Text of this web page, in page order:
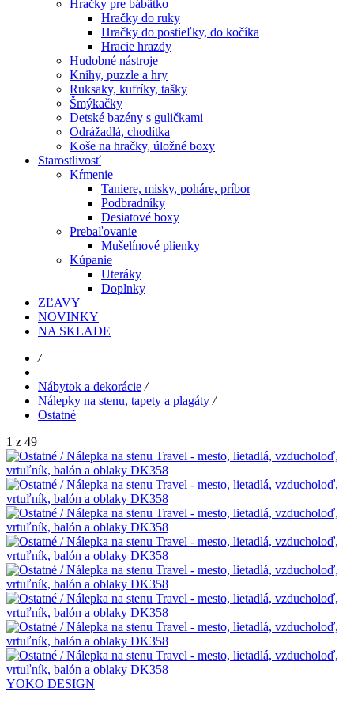
Hračky pre bábätko
Hračky do ruky
Hračky do postieľky, do kočíka
Hracie hrazdy
Hudobné nástroje
Knihy, puzzle a hry
Ruksaky, kufríky, tašky
Šmýkačky
Detské bazény s guličkami
Odrážadlá, chodítka
Koše na hračky, úložné boxy
Starostlivosť
Kŕmenie
Taniere, misky, poháre, príbor
Podbradníky
Desiatové boxy
Prebaľovanie
Mušelínové plienky
Kúpanie
Uteráky
Doplnky
ZĽAVY
NOVINKY
NA SKLADE
/
Nábytok a dekorácie /
Nálepky na stenu, tapety a plagáty /
Ostatné
1 z 49
YOKO DESIGN